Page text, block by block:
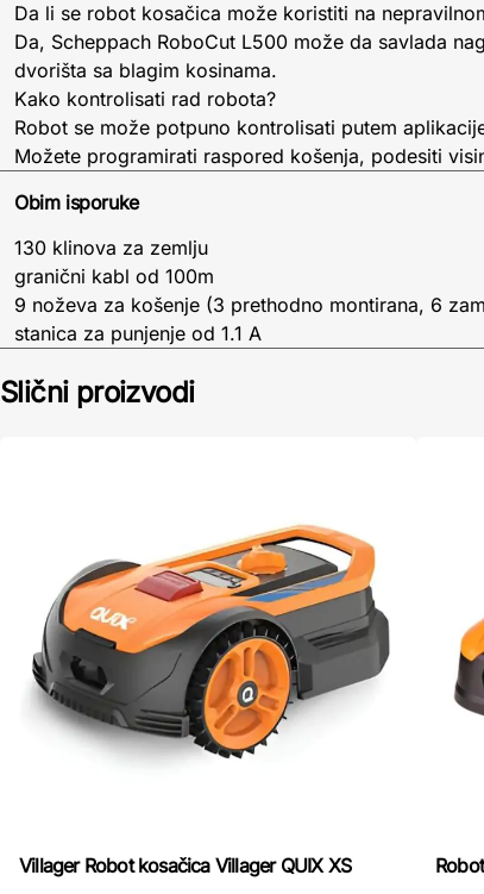
Da li se robot kosačica može koristiti na
Da, Scheppach RoboCut L500 može da savlada
dvorišta sa blagim kosinama.
Kako kontrolisati rad robota?
Robot se može potpuno kontrolisati putem
Možete programirati raspored košenja, podesiti
Obim isporuke
130 klinova za zemlju
granični kabl od 100m
9 noževa za košenje (3 prethodno montirana, 6
stanica za punjenje od 1.1 A
Slični proizvodi
Villager Robot kosačica Villager QUIX XS